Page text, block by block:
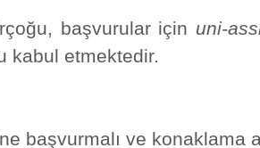
başvurular için uni-
kabul etmektedir.
başvurmalı ve konaklama